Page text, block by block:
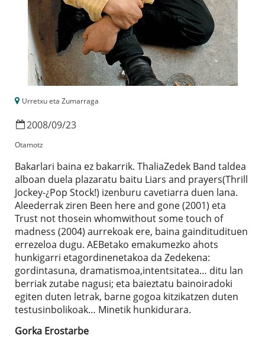
Urretxu eta Zumarraga
2008/09/23
Otamotz
Bakarlari baina ez bakarrik. ThaliaZedek Band taldea
alboan duela plazaratu baitu Liars and prayers(Thrill
Jockey-¿Pop Stock!) izenburu cavetiarra duen lana.
Aleederrak ziren Been here and gone (2001) eta
Trust not thosein whomwithout some touch of
madness (2004) aurrekoak ere, baina gainditudituen
errezeloa dugu. AEBetako emakumezko ahots
hunkigarri etagordinenetakoa da Zedekena:
gordintasuna, dramatismoa,intentsitatea… ditu lan
berriak zutabe nagusi; eta baieztatu bainoiradoki
egiten duten letrak, barne gogoa kitzikatzen duten
testusinbolikoak… Minetik hunkidurara.
Gorka Erostarbe